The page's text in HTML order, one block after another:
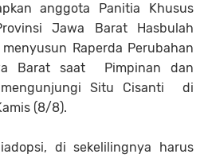
anggota Panitia Khusus
Jawa Barat Hasbulah
Raperda Perubahan
Barat saat Pimpinan dan
Situ Cisanti di
(8/8).
di sekelilingnya harus